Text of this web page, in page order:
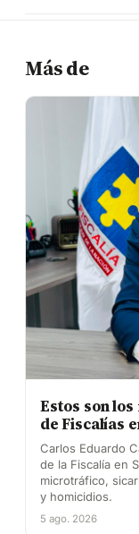
Más de
Estos son
de Fiscalías
Carlos Eduardo
de la Fiscalía en
microtráfico,
y homicidios.
5 ago. 2026